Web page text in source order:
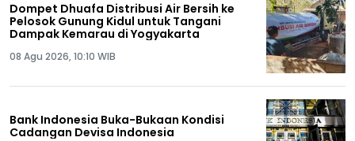
Dompet Dhuafa Distribusi Air Bersih ke
Pelosok Gunung Kidul untuk Tangani
Dampak Kemarau di Yogyakarta
08 Agu 2026, 10:10 WIB
Bank Indonesia Buka-Bukaan Kondisi
Cadangan Devisa Indonesia